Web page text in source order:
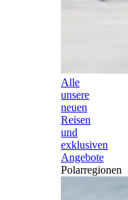
Alle
unsere
neuen
Reisen
und
exklusiven
Angebote
Polarregionen